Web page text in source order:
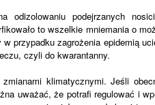
odizolowaniu podejrzanych
to wszelkie mniemania o
przypadku zagrożenia epidemią
czyli do kwarantanny.
klimatycznymi. Jeśli
uważać, że potrafi regulować i